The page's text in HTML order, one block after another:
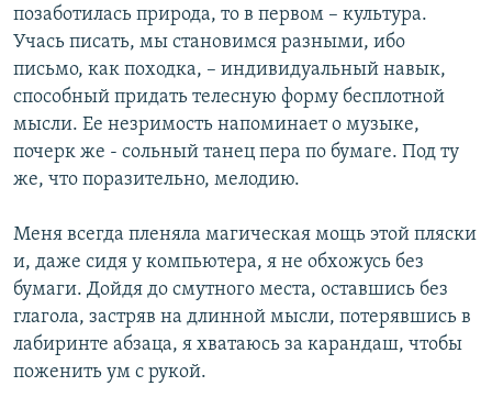
позаботилась природа, то в первом – культура.
Учась писать, мы становимся разными, ибо
письмо, как походка, – индивидуальный навык,
способный придать телесную форму бесплотной
мысли. Ее незримость напоминает о музыке,
почерк же - сольный танец пера по бумаге. Под ту
же, что поразительно, мелодию.
Меня всегда пленяла магическая мощь этой пляски
и, даже сидя у компьютера, я не обхожусь без
бумаги. Дойдя до смутного места, оставшись без
глагола, застряв на длинной мысли, потерявшись в
лабиринте абзаца, я хватаюсь за карандаш, чтобы
поженить ум с рукой.